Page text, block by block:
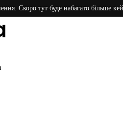
тут буде набагато більше кейсів.